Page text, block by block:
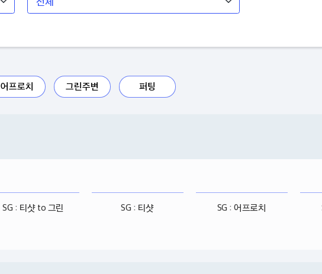
어프로치 그린주변 퍼팅
SG : 티샷 to 그린 SG : 티샷 SG : 어프로치